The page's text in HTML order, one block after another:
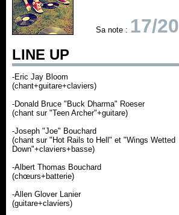
Sa note : 17/20
LINE UP
-Eric Jay Bloom
(chant+guitare+claviers)
-Donald Bruce "Buck Dharma" Roeser
(chant sur "Teen Archer"+guitare)
-Joseph "Joe" Bouchard
(chant sur "Hot Rails to Hell" et "Wings Wetted
Down"+claviers+basse)
-Albert Thomas Bouchard
(chœurs+batterie)
-Allen Glover Lanier
(guitare+claviers)